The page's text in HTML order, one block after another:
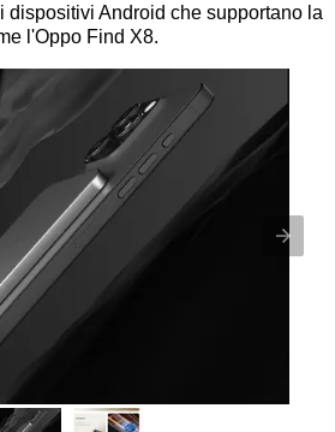
dispositivi Android che supportano la
l'Oppo Find X8.